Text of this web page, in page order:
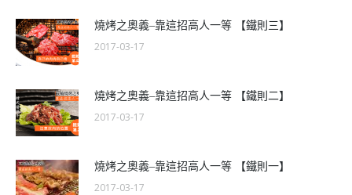
燒烤之奧義–靠這招高人一等 【鐵則三】
2017-03-17
燒烤之奧義–靠這招高人一等 【鐵則二】
2017-03-17
燒烤之奧義–靠這招高人一等 【鐵則一】
2017-03-17